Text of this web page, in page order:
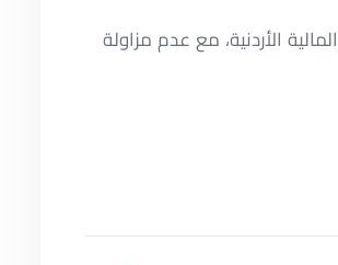
وبين البنوك والجهات المالية الأردنية، مع عدم مزاولة